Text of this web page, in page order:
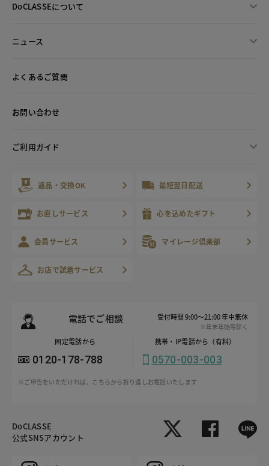
DoCLASSEについて
ニュース
よくあるご質問
お問い合わせ
ご利用ガイド
返品・交換OK 最短翌日配送
お直しサービス 心を込めたギフト
会員サービス マイレージ倶楽部
お店で試着サービス
電話でご相談 受付時間 9:00～21:00 年中無休
※年末年始等除く
固定電話から
0120-178-788
携帯・IP電話から（有料）
0570-003-003
※ご申告をいただければ、こちらから折り返しお電話いたします
DoCLASSE
公式SNSアカウント